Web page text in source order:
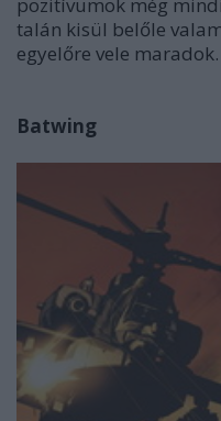
talán kisül belőle
egyelőre vele maradok.
Batwing